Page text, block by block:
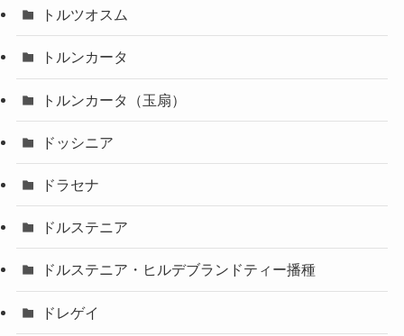
トルツオスム
トルンカータ
トルンカータ（玉扇）
ドッシニア
ドラセナ
ドルステニア
ドルステニア・ヒルデブランドティー播種
ドレゲイ